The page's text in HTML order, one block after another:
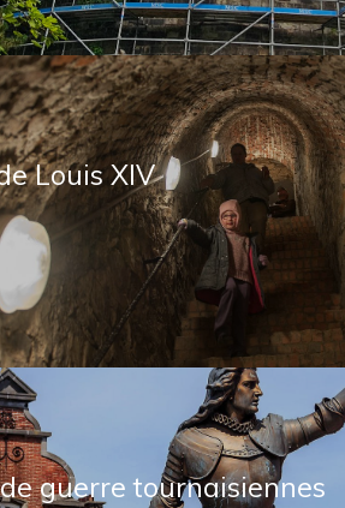
Louis XIV
guerre tournaisiennes